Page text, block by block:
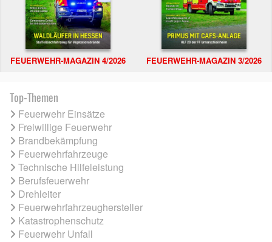
FEUERWEHR-MAGAZIN 4/2026 FEUERWEHR-MAGAZIN 3/2026
Top-Themen
Feuerwehr Einsätze
Freiwillige Feuerwehr
Brandbekämpfung
Feuerwehrfahrzeuge
Technische Hilfeleistung
Berufsfeuerwehr
Drehleiter
Feuerwehrfahrzeughersteller
Katastrophenschutz
Feuerwehr Unfall